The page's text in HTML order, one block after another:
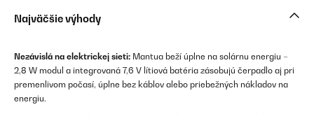
Najväčšie výhody
Nezávislá na elektrickej sieti: Mantua beží úplne na solárnu energiu –
2,8 W modul a integrovaná 7,6 V lítiová batéria zásobujú čerpadlo aj pri
premenlivom počasí, úplne bez káblov alebo priebežných nákladov na
energiu.